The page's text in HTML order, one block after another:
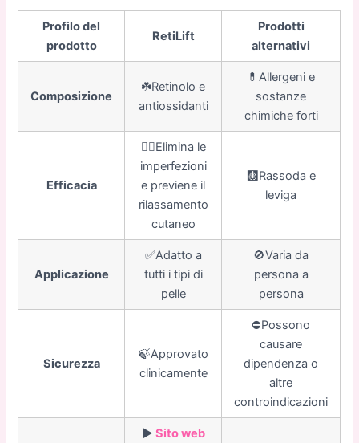
Profilo del
prodotto
RetiLift
Prodotti
alternativi
Composizione
☘️Retinolo e
antiossidanti
💊Allergeni e
sostanze
chimiche forti
Efficacia
👍🏼Elimina le
imperfezioni
e previene il
rilassamento
cutaneo
🩻Rassoda e
leviga
Applicazione
✅Adatto a
tutti i tipi di
pelle
🚫Varia da
persona a
persona
Sicurezza
🍃Approvato
clinicamente
⛔️Possono
causare
dipendenza o
altre
controindicazioni
▶️ Sito web